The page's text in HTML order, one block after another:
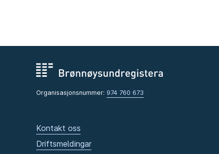
Organisasjonsnummer: 974 760 673
Kontakt oss
Driftsmeldingar